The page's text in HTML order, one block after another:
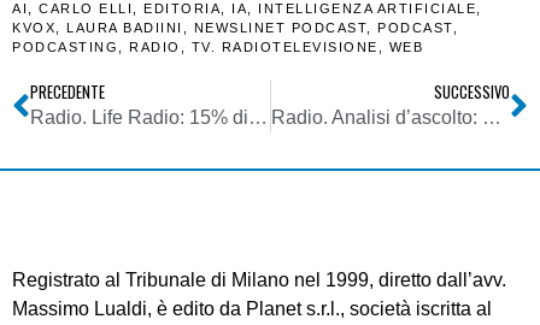
AI CARLO ELLI EDITORIA IA INTELLIGENZA ARTIFICIALE
KVOX
LAURA BADIINI NEWSLINET PODCAST PODCAST
PODCASTING
RADIO TV. RADIOTELEVISIONE WEB
PRECEDENTE
Radio. Life Radio: 15% di penetrazione nell’Alta Austria e una rete di 15 diffusori FM. Che però ora non pubblicizza più. Perché?
SUCCESSIVO
Radio. Analisi d’ascolto: pubblicati i dati dell’ultima indagine TER relativi al 1° semestre 2024. Considerazioni sulla comparazione con 2023
Registrato al Tribunale di Milano nel 1999, diretto dall’avv.
Massimo Lualdi, è edito da Planet s.r.l., società iscritta al